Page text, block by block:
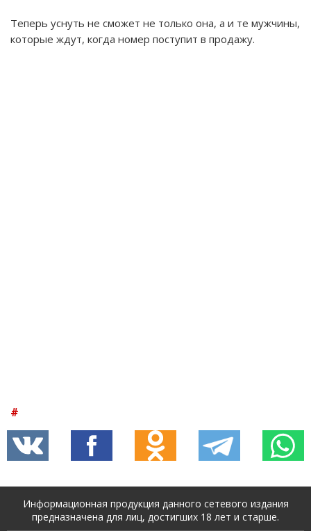
Теперь уснуть не сможет не только она, а и те мужчины,
которые ждут, когда номер поступит в продажу.
Информационная продукция данного сетевого издания
предназначена для лиц, достигших 18 лет и старше.